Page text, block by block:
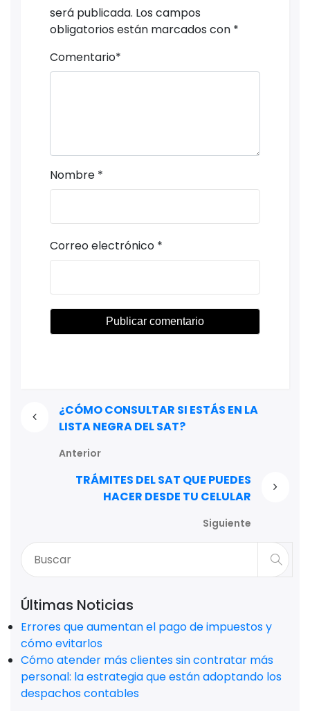
será publicada. Los campos
obligatorios están marcados con *
Comentario*
Nombre *
Correo electrónico *
¿CÓMO CONSULTAR SI ESTÁS EN LA
LISTA NEGRA DEL SAT?
Anterior
TRÁMITES DEL SAT QUE PUEDES
HACER DESDE TU CELULAR
Siguiente
Últimas Noticias
Errores que aumentan el pago de impuestos y
cómo evitarlos
Cómo atender más clientes sin contratar más
personal: la estrategia que están adoptando los
despachos contables